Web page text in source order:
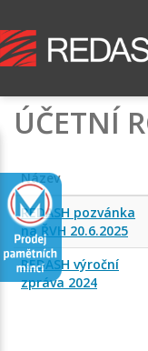
ÚČETNÍ
Název
REDASH pozvánka
na ŘVH 20.6.2025
REDASH výroční
zpráva 2024